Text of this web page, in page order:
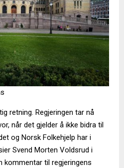
retning. Regjeringen tar nå
når det gjelder å ikke bidra til
og Norsk Folkehjelp har i
Svend Morten Voldsrud i
kommentar til regjeringens